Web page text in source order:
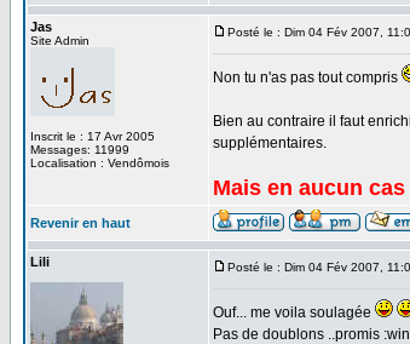
Jas
Site Admin
Inscrit le : 17 Avr 2005
Messages: 11999
Localisation : Vendômois
Posté le : Dim 04 Fév 2007,
Non tu n'as pas tout compris
Bien au contraire il faut
supplémentaires.
Mais en aucun
Revenir en haut
Lili Posté le : Dim 04 Fév 2007,
Ouf... me voila soulagée
Pas de doublons ..promis